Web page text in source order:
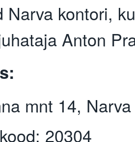
Narva kontori,
Anton
mnt 14, Narva
20304